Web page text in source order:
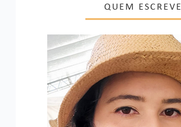
QUEM ESCREVE